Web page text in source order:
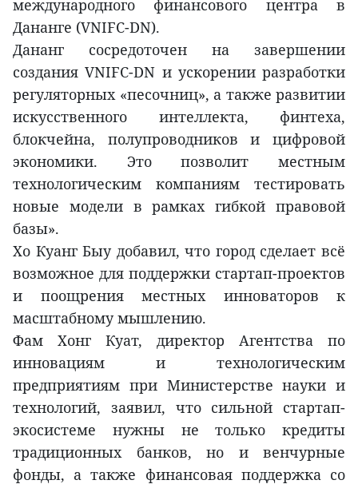
международного финансового центра в
Дананге (VNIFC-DN).
Дананг сосредоточен на завершении
создания VNIFC-DN и ускорении разработки
регуляторных «песочниц», а также развитии
искусственного интеллекта, финтеха,
блокчейна, полупроводников и цифровой
экономики. Это позволит местным
технологическим компаниям тестировать
новые модели в рамках гибкой правовой
базы».
Хо Куанг Быу добавил, что город сделает всё
возможное для поддержки стартап-проектов
и поощрения местных инноваторов к
масштабному мышлению.
Фам Хонг Куат, директор Агентства по
инновациям и технологическим
предприятиям при Министерстве науки и
технологий, заявил, что сильной стартап-
экосистеме нужны не только кредиты
традиционных банков, но и венчурные
фонды, а также финансовая поддержка со